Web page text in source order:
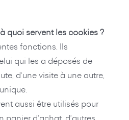
quoi servent les cookies ?
fonctions. Ils
qui les a déposés de
d’une visite à une autre,
aussi être utilisés pour